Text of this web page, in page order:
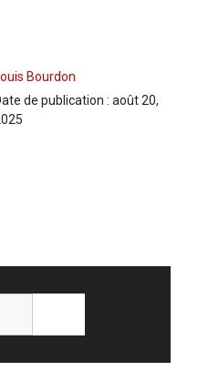
Bourdon
de publication : août 20,